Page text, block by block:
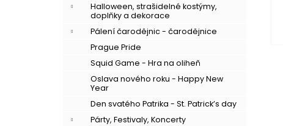
Halloween, strašidelné kostýmy,
doplňky a dekorace
Pálení čarodějnic - čarodějnice
Prague Pride
Squid Game - Hra na oliheň
Oslava nového roku - Happy New
Year
Den svatého Patrika - St. Patrick’s day
Párty, Festivaly, Koncerty